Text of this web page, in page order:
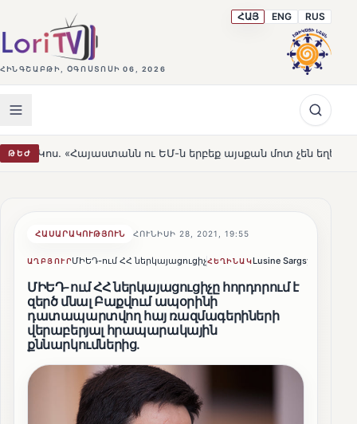
ՀԻՆԳՇԱԲԹԻ, ՕԳՈՍՏՈՍԻ 06, 2026
ՀԱՅ ENG RUS
ԹԵԺ
ու ԵՄ-ն երբեք այսքան մոտ չեն եղել» HOT Լեռնահովիտի
ՀԱՍԱՐԱԿՈՒԹՅՈՒՆ ՀՈՒՆԻՍԻ 28, 2021, 19:55
ԱՂԲՅՈՒՐՄԻԵԴ-ում ՀՀ ներկայացուցիչՀԵՂԻՆԱԿLusine Sargsyan
ՄԻԵԴ-ում ՀՀ ներկայացուցիչը հորդորում է
զերծ մնալ Բաքվում ապօրինի
դատապարտվող հայ ռազմագերիների
վերաբերյալ հրապարակային
քննարկումներից.